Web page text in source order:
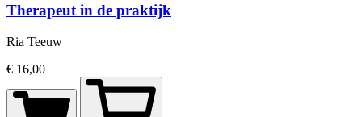
Therapeut in de praktijk
Ria Teeuw
€ 16,00